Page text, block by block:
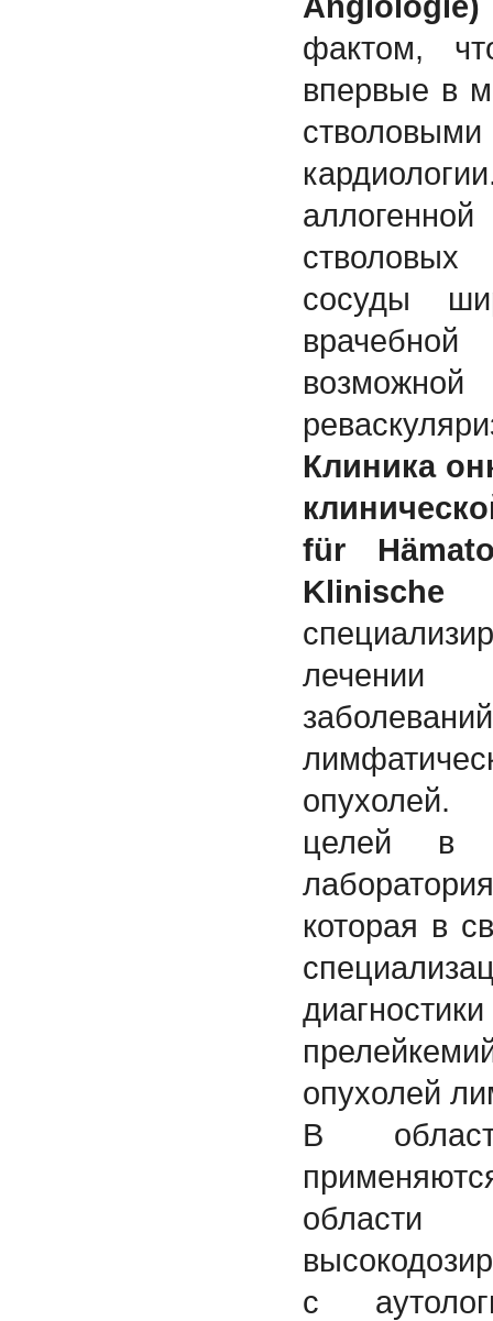
фактом,
впервые в
сосуды
Клиника
für
лечении
опухолей.
целей в
которая в
опухолей
В
области
с